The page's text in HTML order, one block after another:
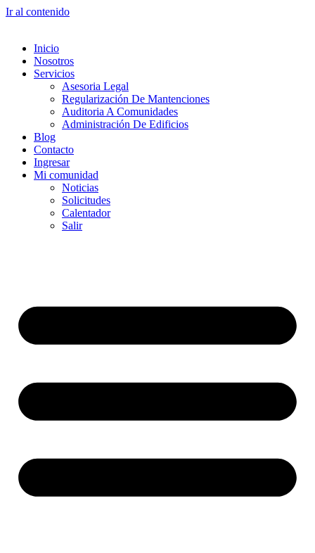
Ir al contenido
Inicio
Nosotros
Servicios
Asesoria Legal
Regularización De Mantenciones
Auditoria A Comunidades
Administración De Edificios
Blog
Contacto
Ingresar
Mi comunidad
Noticias
Solicitudes
Calentador
Salir